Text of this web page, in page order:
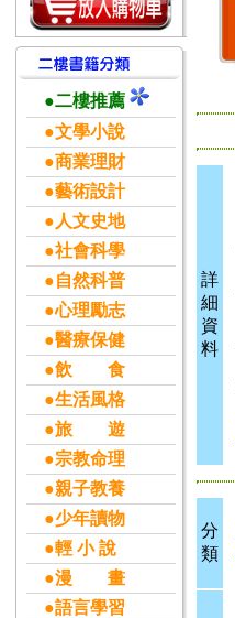
●二樓推薦
●文學小說
●商業理財
●藝術設計
●人文史地
●社會科學
●自然科普
●心理勵志
●醫療保健
●飲 食
●生活風格
●旅 遊
●宗教命理
●親子教養
●少年讀物
●輕 小 說
●漫 畫
●語言學習
詳
細
資
料
分
類